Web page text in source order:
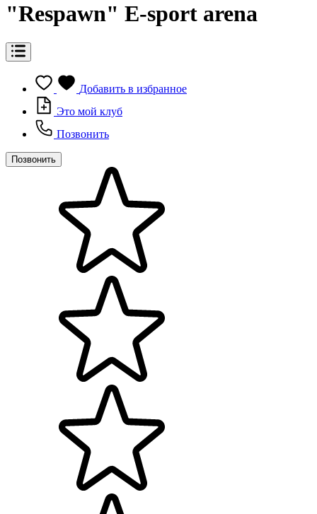
"Respawn" E-sport arena
Добавить в избранное
Это мой клуб
Позвонить
Позвонить